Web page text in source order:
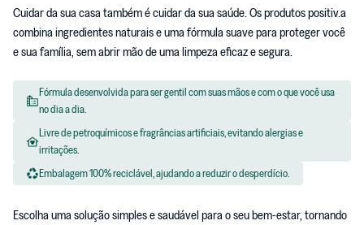
Cuidar da sua casa também é cuidar da sua saúde. Os produtos positiv.a
combina ingredientes naturais e uma fórmula suave para proteger você
e sua família, sem abrir mão de uma limpeza eficaz e segura.
Fórmula desenvolvida para ser gentil com suas mãos e com o que você usa
no dia a dia.
Livre de petroquímicos e fragrâncias artificiais, evitando alergias e
irritações.
Embalagem 100% reciclável, ajudando a reduzir o desperdício.
Escolha uma solução simples e saudável para o seu bem-estar, tornando